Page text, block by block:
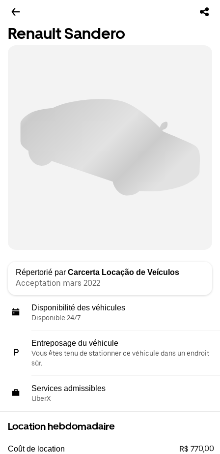
Renault Sandero
Répertorié par Carcerta Locação de Veículos
Acceptation mars 2022
Disponibilité des véhicules
Disponible 24/7
Entreposage du véhicule
Vous êtes tenu de stationner ce véhicule dans un endroit
sûr.
Services admissibles
UberX
Location hebdomadaire
Coût de location R$ 770,00